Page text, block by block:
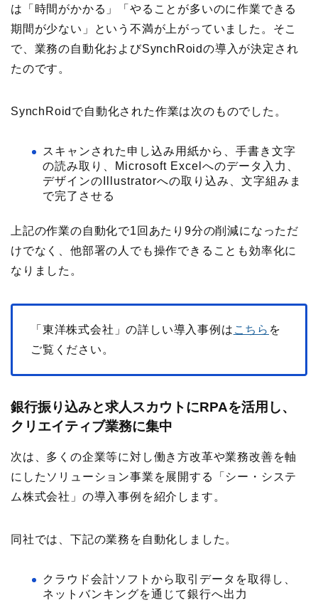
は「時間がかかる」「やることが多いのに作業できる
期間が少ない」という不満が上がっていました。そこ
で、業務の自動化およびSynchRoidの導入が決定され
たのです。
SynchRoidで自動化された作業は次のものでした。
スキャンされた申し込み用紙から、手書き文字
の読み取り、Microsoft Excelへのデータ入力、
デザインのIllustratorへの取り込み、文字組みま
で完了させる
上記の作業の自動化で1回あたり9分の削減になっただ
けでなく、他部署の人でも操作できることも効率化に
なりました。
「東洋株式会社」の詳しい導入事例は こちら を
ご覧ください。
銀行振り込みと求人スカウトにRPAを活用し、
クリエイティブ業務に集中
次は、多くの企業等に対し働き方改革や業務改善を軸
にしたソリューション事業を展開する「シー・システ
ム株式会社」の導入事例を紹介します。
同社では、下記の業務を自動化しました。
クラウド会計ソフトから取引データを取得し、
ネットバンキングを通じて銀行へ出力